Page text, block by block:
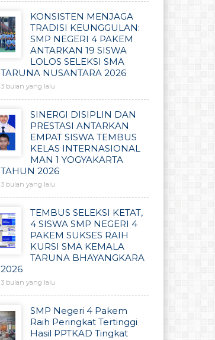
KONSISTEN MENJAGA
TRADISI KEUNGGULAN:
SMP NEGERI 4 PAKEM
ANTARKAN 19 SISWA
LOLOS SELEKSI SMA
TARUNA NUSANTARA 2026
3 bulan yang lalu
SINERGI DISIPLIN DAN
PRESTASI ANTARKAN
EMPAT SISWA TEMBUS
KELAS INTERNASIONAL
MAN 1 YOGYAKARTA
TAHUN 2026
3 bulan yang lalu
TEMBUS SELEKSI KETAT,
4 SISWA SMP NEGERI 4
PAKEM SUKSES RAIH
KURSI SMA KEMALA
TARUNA BHAYANGKARA
2026
3 bulan yang lalu
SMP Negeri 4 Pakem
Raih Peringkat Tertinggi
Hasil PPTKAD Tingkat